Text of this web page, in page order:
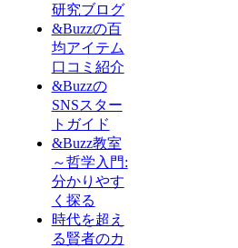
研究ブログ
&Buzzの百
均アイテム
口コミ紹介
&Buzzの
SNSスター
トガイド
&Buzz教室
～哲学入門:
分かりやす
く探る
時代を超え
る賢者のカ